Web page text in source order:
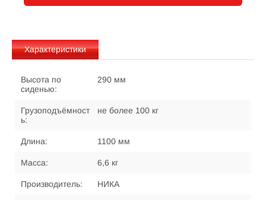
Характеристики
Высота по
сиденью:
290 мм
Грузоподъёмност
ь:
не более 100 кг
Длина: 1100 мм
Масса: 6,6 кг
Производитель: НИКА